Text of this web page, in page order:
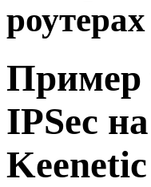
Пример
IPSec
Keenetic